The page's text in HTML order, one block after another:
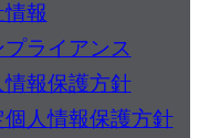
報
プライアンス
情報保護方針
個人情報保護方針